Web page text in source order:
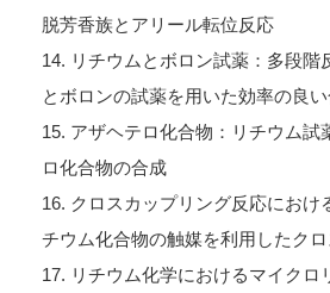
脱芳香族とアリール転位反応
14. リチウムとボロン試薬：多段階
とボロンの試薬を用いた効率の良
15. アザヘテロ化合物：リチウム試
ロ化合物の合成
16. クロスカップリング反応におけ
チウム化合物の触媒を利用したク
17. リチウム化学におけるマイクロ